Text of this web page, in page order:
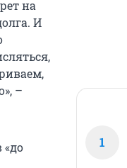
на
И
–
«до
1